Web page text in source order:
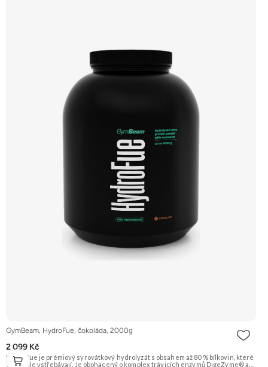
GymBeam, HydroFue, čokoláda, 2000g
2 099 Kč
HydroFue je prémiový syrovátkový hydrolyzát s obsahem až 80 % bílkovin, které
se rychle vstřebávají. Je obohacený o komplex trávicích enzymů DigeZyme® a